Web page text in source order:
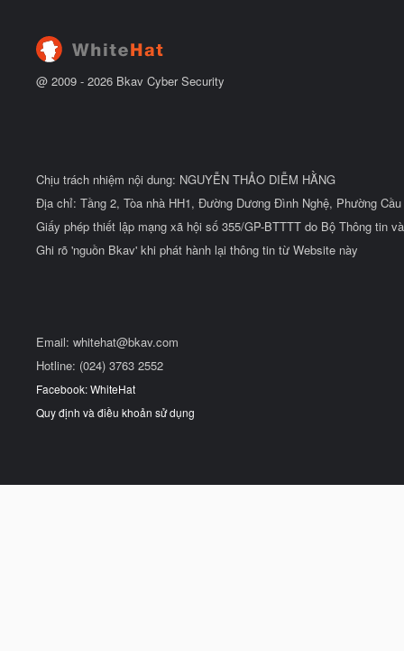
@ 2009 - 2026 Bkav Cyber Security
Chịu trách nhiệm nội dung: NGUYỄN THẢO DIỄM HẰNG
Địa chỉ: Tầng 2, Tòa nhà HH1, Đường Dương Đình Nghệ, Phường
Giấy phép thiết lập mạng xã hội số 355/GP-BTTTT do Bộ Thông tin
Ghi rõ 'nguồn Bkav' khi phát hành lại thông tin từ Website này
Email: whitehat@bkav.com
Hotline: (024) 3763 2552
Facebook: WhiteHat
Quy định và điều khoản sử dụng